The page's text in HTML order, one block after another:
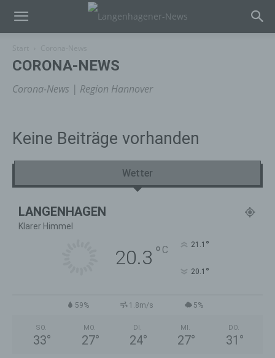
CORONA-NEWS
Corona-News | Region Hannover
Keine Beiträge vorhanden
Wetter
LANGENHAGEN
Klarer Himmel
20.3 ° C 21.1 °
20.1 °
59% 1.8m/s 5%
SO.
33°
MO.
27°
DI.
24°
MI.
27°
DO.
31 °